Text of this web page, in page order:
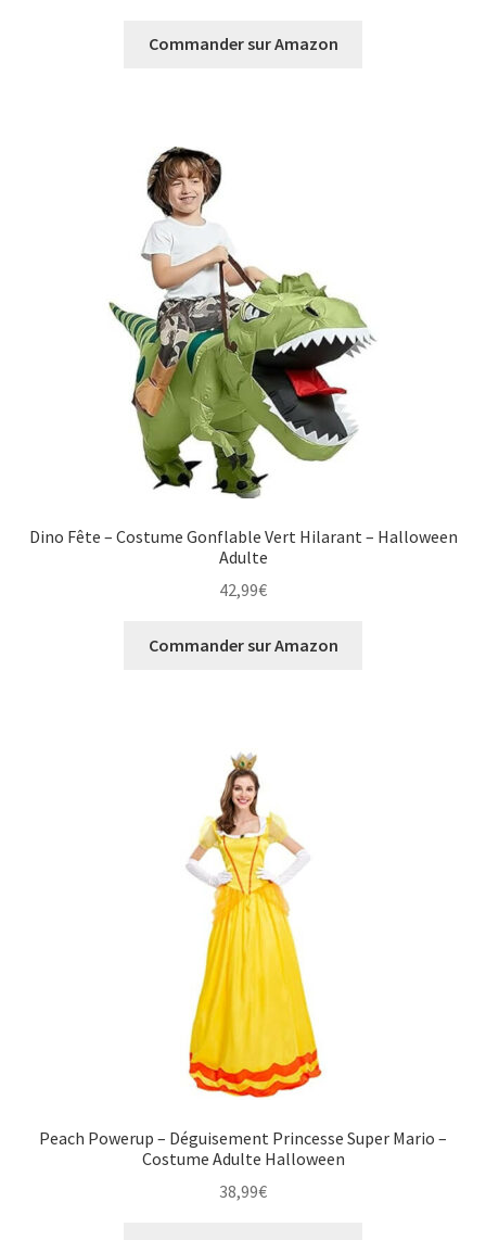
Commander sur Amazon
Dino Fête – Costume Gonflable Vert Hilarant – Halloween
Adulte
42,99€
Commander sur Amazon
Peach Powerup – Déguisement Princesse Super Mario –
Costume Adulte Halloween
38,99€